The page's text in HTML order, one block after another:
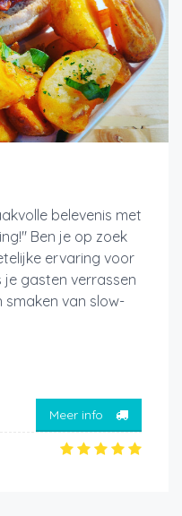
belevenis met
Ben je op zoek
ervaring voor
je gasten verrassen
smaken van slow-
Meer info